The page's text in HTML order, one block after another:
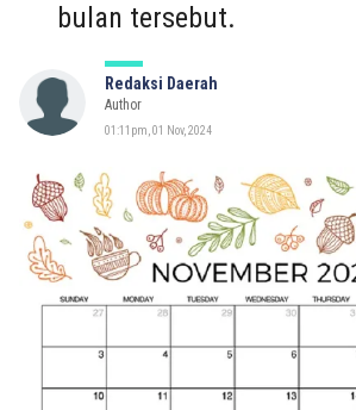
bulan tersebut.
Redaksi Daerah
Author
01:11pm, 01 Nov, 2024